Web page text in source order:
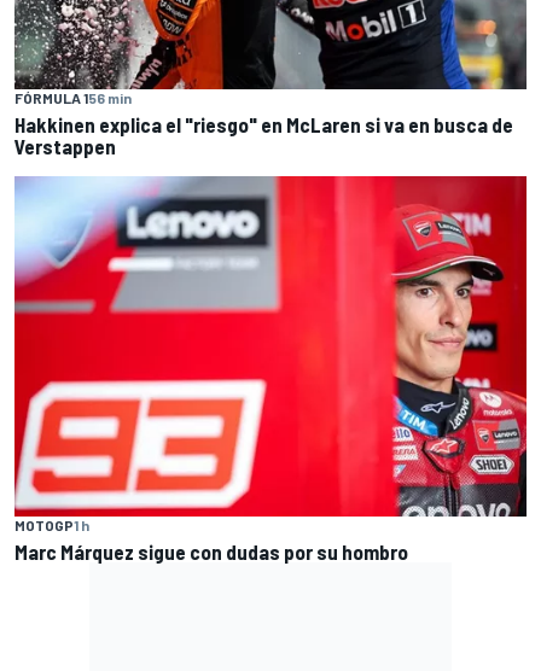
FÓRMULA 156 min
Hakkinen explica el "riesgo" en McLaren si va en busca de
Verstappen
MOTOGP1 h
Marc Márquez sigue con dudas por su hombro